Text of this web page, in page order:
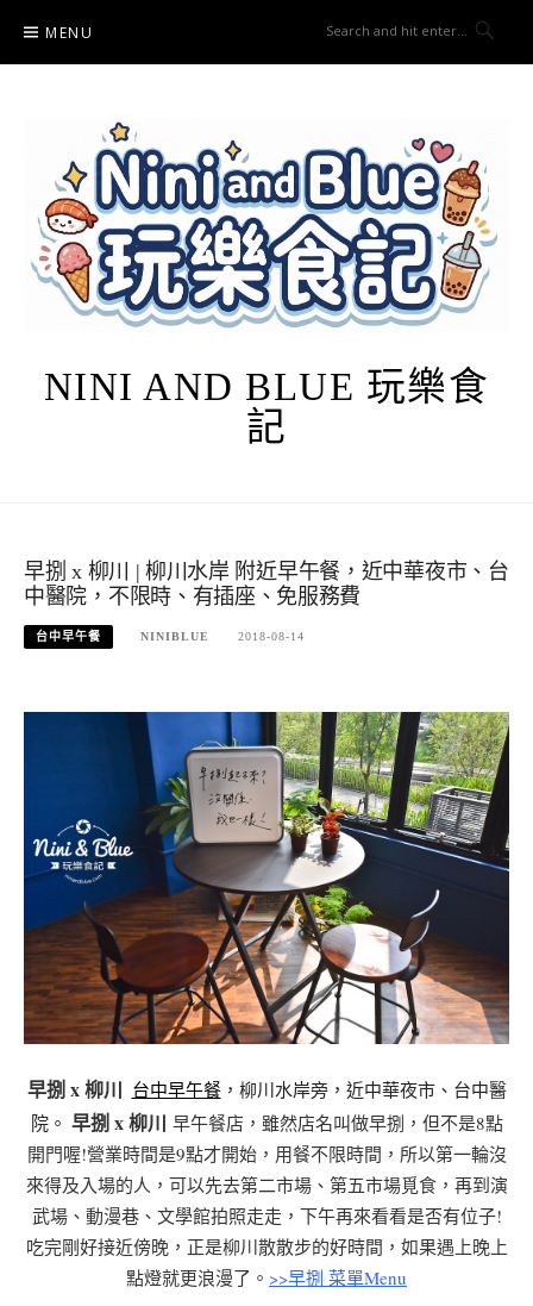
content
MENU
NINI AND BLUE 玩樂食
記
早捌 x 柳川 | 柳川水岸 附近早午餐，近中華夜市、台
中醫院，不限時、有插座、免服務費
台中早午餐 NINIBLUE 2018-08-14
早捌 x 柳川 台中早午餐，柳川水岸旁，近中華夜市、台中醫
院。 早捌 x 柳川 早午餐店，雖然店名叫做早捌，但不是8點
開門喔!營業時間是9點才開始，用餐不限時間，所以第一輪沒
來得及入場的人，可以先去第二市場、第五市場覓食，再到演
武場、動漫巷、文學館拍照走走，下午再來看看是否有位子!
吃完剛好接近傍晚，正是柳川散散步的好時間，如果遇上晚上
點燈就更浪漫了。 >>早捌 菜單Menu